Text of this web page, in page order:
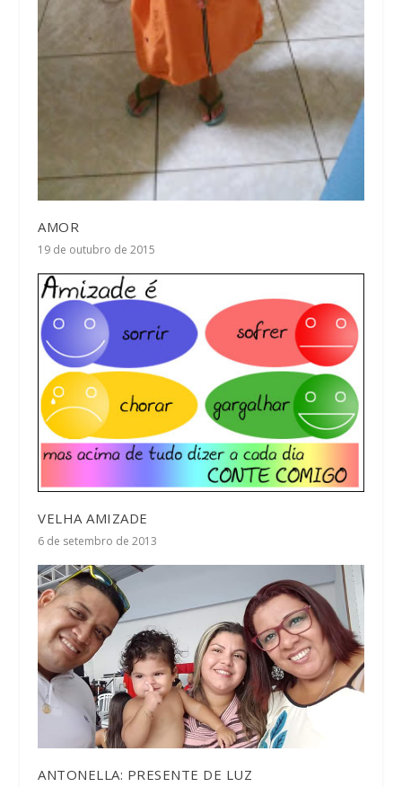
AMOR
19 de outubro de 2015
VELHA AMIZADE
6 de setembro de 2013
ANTONELLA: PRESENTE DE LUZ